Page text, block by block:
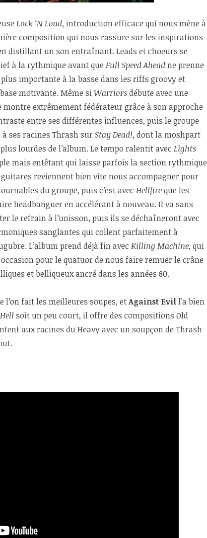
Lock ‘N Load, introduction efficace qui nous mène à
composition qui nous rassure sur les inspirations
distillant un son entraînant. Leads et choeurs se
à la rythmique avant que Full Speed Aheadne prenne
importante à la basse dans les riffs groovy et
motivante. Même siWarriorsdébute avec une
extrêmement fédérateur grâce à son approche
entre ses différentes influences, puis le groupe
ses racines Thrash sur Stay Dead!, dont la moshpart
lourdes de l’album. Le tempo ralentit avec Lights
mais entêtant qui laisse parfois la section rythmique
reviennent bien vite nous accompagner pour
du groupe, puis c’est avec Hellfireque les
headbanguer en accélérant à nouveau. Il va sans
le refrain à l’unisson, puis ils se déchaîneront avec
sanglantes qui collent parfaitement à
L’album prend déjà fin avec Killing Machine, qui
occasion pour le quatuor de nous faire remuer le crâne
et belliqueux ancré dans les années 80.
l’on fait les meilleures soupes, etAgainst Evill’a bien
soit un peu court, il offre des compositions Old
aux racines du Heavy avec un soupçon de Thrash